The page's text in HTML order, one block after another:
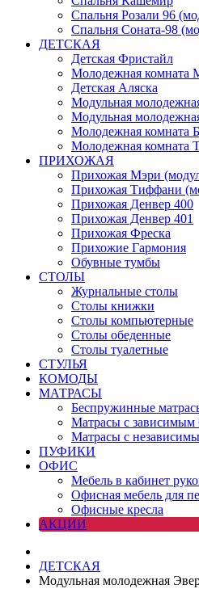
Спальня Розали 96
Спальня Соната-98
ДЕТСКАЯ
Детская Фристайл
Молодежная комната
Детская Аляска
Модульная
Модульная
Молодежная комната
Молодежная комната
ПРИХОЖАЯ
Прихожая Мэри
Прихожая Тиффани
Прихожая Денвер 400
Прихожая Денвер 401
Прихожая Фреска
Прихожие Гармония
Обувные тумбы
СТОЛЫ
Журнальные столы
Столы книжки
Столы компьютерные
Столы обеденные
Столы туалетные
СТУЛЬЯ
КОМОДЫ
МАТРАСЫ
Беспружинные
Матрасы с зависимым
Матрасы с
ПУФИКИ
ОФИС
Мебель в кабинет
Офисная мебель для
Офисные кресла
АКЦИИ
ДЕТСКАЯ
Модульная молодежная